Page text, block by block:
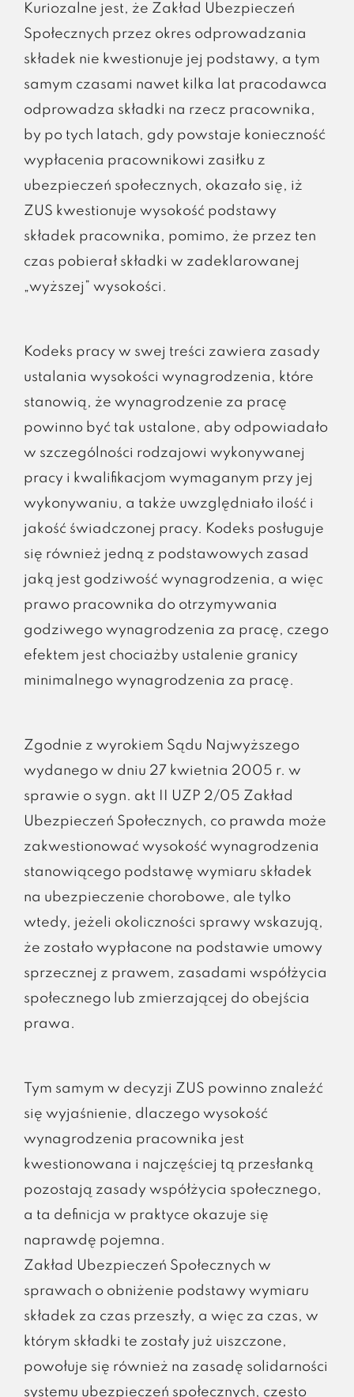
Kuriozalne jest, że Zakład Ubezpieczeń
Społecznych przez okres odprowadzania
składek nie kwestionuje jej podstawy, a tym
samym czasami nawet kilka lat pracodawca
odprowadza składki na rzecz pracownika,
by po tych latach, gdy powstaje konieczność
wypłacenia pracownikowi zasiłku z
ubezpieczeń społecznych, okazało się, iż
ZUS kwestionuje wysokość podstawy
składek pracownika, pomimo, że przez ten
czas pobierał składki w zadeklarowanej
„wyższej” wysokości.
Kodeks pracy w swej treści zawiera zasady
ustalania wysokości wynagrodzenia, które
stanowią, że wynagrodzenie za pracę
powinno być tak ustalone, aby odpowiadało
w szczególności rodzajowi wykonywanej
pracy i kwalifikacjom wymaganym przy jej
wykonywaniu, a także uwzględniało ilość i
jakość świadczonej pracy. Kodeks posługuje
się również jedną z podstawowych zasad
jaką jest godziwość wynagrodzenia, a więc
prawo pracownika do otrzymywania
godziwego wynagrodzenia za pracę, czego
efektem jest chociażby ustalenie granicy
minimalnego wynagrodzenia za pracę.
Zgodnie z wyrokiem Sądu Najwyższego
wydanego w dniu 27 kwietnia 2005 r. w
sprawie o sygn. akt II UZP 2/05 Zakład
Ubezpieczeń Społecznych, co prawda może
zakwestionować wysokość wynagrodzenia
stanowiącego podstawę wymiaru składek
na ubezpieczenie chorobowe, ale tylko
wtedy, jeżeli okoliczności sprawy wskazują,
że zostało wypłacone na podstawie umowy
sprzecznej z prawem, zasadami współżycia
społecznego lub zmierzającej do obejścia
prawa.
Tym samym w decyzji ZUS powinno znaleźć
się wyjaśnienie, dlaczego wysokość
wynagrodzenia pracownika jest
kwestionowana i najczęściej tą przesłanką
pozostają zasady współżycia społecznego,
a ta definicja w praktyce okazuje się
naprawdę pojemna.
Zakład Ubezpieczeń Społecznych w
sprawach o obniżenie podstawy wymiaru
składek za czas przeszły, a więc za czas, w
którym składki te zostały już uiszczone,
powołuje się również na zasadę solidarności
systemu ubezpieczeń społecznych, często